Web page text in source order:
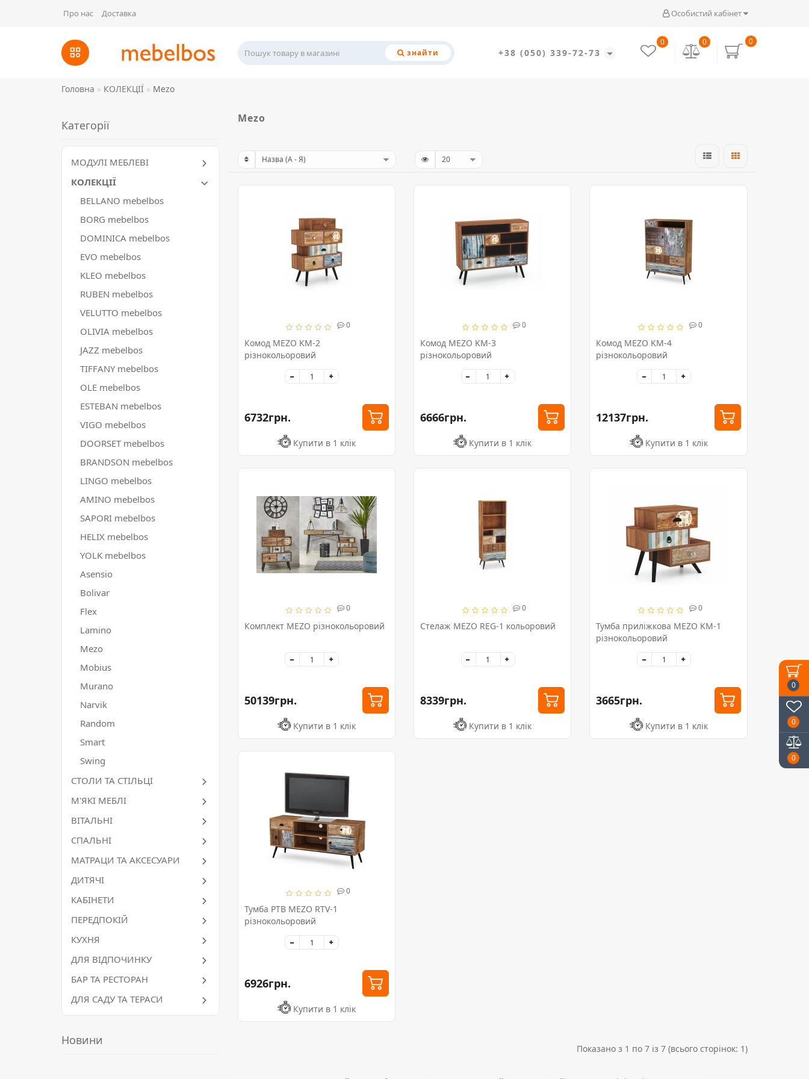
0
0
0
Особистий кабінет
Про нас Доставка
знайти +38 (050) 339-72-73
0
0
0
Головна КОЛЕКЦІЇ Mezo
Категорії
МОДУЛІ МЕБЛЕВІ
КОЛЕКЦІЇ
BELLANO mebelbos
BORG mebelbos
DOMINICA mebelbos
EVO mebelbos
KLEO mebelbos
RUBEN mebelbos
VELUTTO mebelbos
OLIVIA mebelbos
JAZZ mebelbos
TIFFANY mebelbos
OLE mebelbos
ESTEBAN mebelbos
VIGO mebelbos
DOORSET mebelbos
BRANDSON mebelbos
LINGO mebelbos
AMINO mebelbos
SAPORI mebelbos
HELIX mebelbos
YOLK mebelbos
Asensio
Bolivar
Flex
Lamino
Mezo
Mobius
Murano
Narvik
Random
Smart
Swing
СТОЛИ ТА СТІЛЬЦІ
М'ЯКІ МЕБЛІ
ВІТАЛЬНІ
СПАЛЬНІ
МАТРАЦИ ТА АКСЕСУАРИ
ДИТЯЧІ
КАБІНЕТИ
ПЕРЕДПОКІЙ
КУХНЯ
ДЛЯ ВІДПОЧИНКУ
БАР ТА РЕСТОРАН
ДЛЯ САДУ ТА ТЕРАСИ
Новини
Mezo
0
Комод MEZO KM-2
різнокольоровий
6732грн.
Купити в 1 клік
0
Комод MEZO KM-3
різнокольоровий
6666грн.
Купити в 1 клік
0
Комод MEZO KM-4
різнокольоровий
12137грн.
Купити в 1 клік
0
Комплект MEZO різнокольоровий
50139грн.
Купити в 1 клік
0
Стелаж MEZO REG-1 кольоровий
8339грн.
Купити в 1 клік
0
Тумба приліжкова MEZO KM-1
різнокольоровий
3665грн.
Купити в 1 клік
0
Тумба РТВ MEZO RTV-1
різнокольоровий
6926грн.
Купити в 1 клік
Показано з 1 по 7 із 7 (всього сторінок: 1)